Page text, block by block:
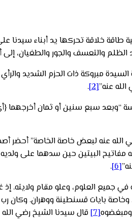
طاقة خلاقة تحركها يد أبناء
والتعسف والجور والطغيان،
السيدة مبروكة ذات الحزم الشديد
عنه”[2]
.
“وبعد سبع سنين أو ثمان
عنه لبعض خاصة الخاصة” أحضر
البيتين حين سدهما على
[6]
.
جميع العلوم، وعلو مقام ولايته.
وخاصة بايات قسنطينة ووهران.
[7]
قال سيدنا الشيخ رضي